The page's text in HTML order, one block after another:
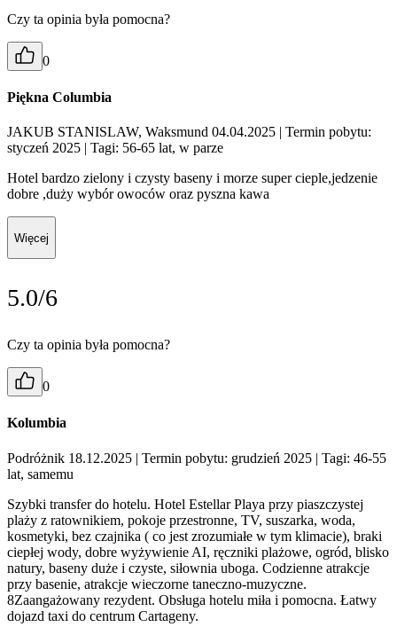
Czy ta opinia była pomocna?
0
Piękna Columbia
JAKUB STANISLAW, Waksmund 04.04.2025 | Termin pobytu:
styczeń 2025 | Tagi: 56-65 lat, w parze
Hotel bardzo zielony i czysty baseny i morze super cieple,jedzenie
dobre ,duży wybór owoców oraz pyszna kawa
Więcej
5.0/6
Czy ta opinia była pomocna?
0
Kolumbia
Podróżnik 18.12.2025 | Termin pobytu: grudzień 2025 | Tagi: 46-55
lat, samemu
Szybki transfer do hotelu. Hotel Estellar Playa przy piaszczystej
plaży z ratownikiem, pokoje przestronne, TV, suszarka, woda,
kosmetyki, bez czajnika ( co jest zrozumiałe w tym klimacie), braki
ciepłej wody, dobre wyżywienie AI, ręczniki plażowe, ogród, blisko
natury, baseny duże i czyste, siłownia uboga. Codzienne atrakcje
przy basenie, atrakcje wieczorne taneczno-muzyczne.
8Zaangażowany rezydent. Obsługa hotelu miła i pomocna. Łatwy
dojazd taxi do centrum Cartageny.